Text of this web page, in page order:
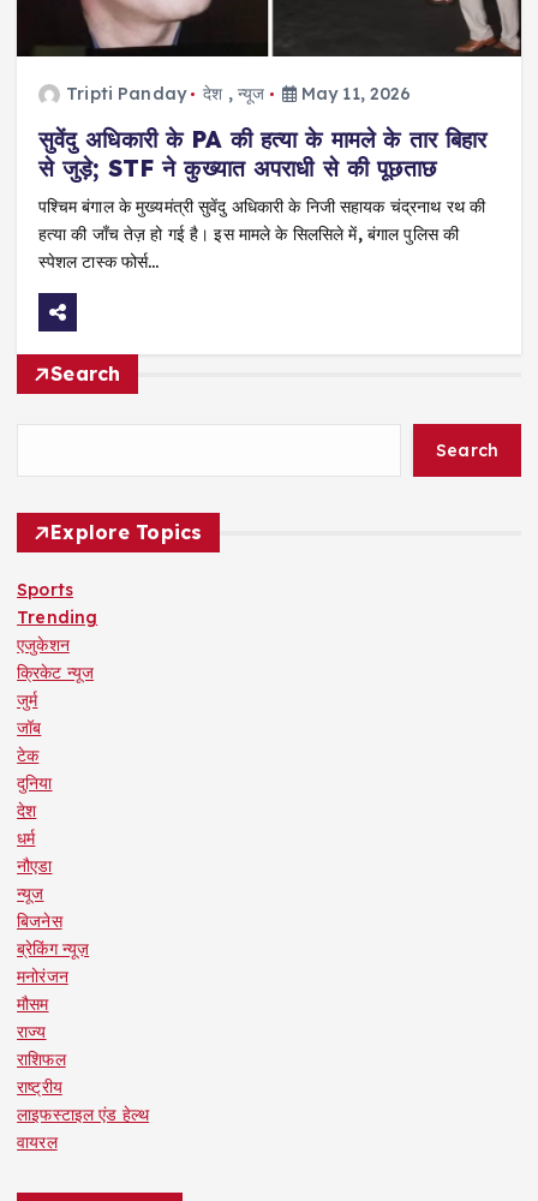
Tripti Panday देश , न्यूज May 11, 2026
सुवेंदु अधिकारी के PA की हत्या के मामले के तार बिहार
से जुड़े; STF ने कुख्यात अपराधी से की पूछताछ
पश्चिम बंगाल के मुख्यमंत्री सुवेंदु अधिकारी के निजी सहायक चंद्रनाथ रथ की
हत्या की जाँच तेज़ हो गई है। इस मामले के सिलसिले में, बंगाल पुलिस की
स्पेशल टास्क फोर्स…
Search
Search
Explore Topics
Sports
Trending
एजुकेशन
क्रिकेट न्यूज
जुर्म
जॉब
टेक
दुनिया
देश
धर्म
नौएडा
न्यूज
बिजनेस
ब्रेकिंग न्यूज़
मनोरंजन
मौसम
राज्य
राशिफल
राष्ट्रीय
लाइफस्टाइल एंड हेल्थ
वायरल